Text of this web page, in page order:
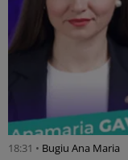
18:31 • Bugiu ⁠Ana Maria